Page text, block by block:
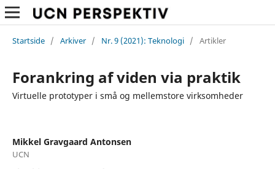
Startside / Arkiver / Nr. 9 (2021): Teknologi / Artikler
Forankring af viden via praktik
Virtuelle prototyper i små og mellemstore virksomheder
Mikkel Gravgaard Antonsen
UCN